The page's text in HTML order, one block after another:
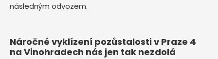
následným odvozem.
Náročné vyklízení pozůstalosti v Praze 4
na Vinohradech nás jen tak nezdolá